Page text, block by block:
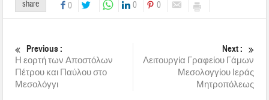
share 0 0 0
Previous :
Η εορτή των Αποστόλων
Πέτρου και Παύλου στο
Μεσολόγγι
Next :
Λειτουργία Γραφείου Γάμων
Μεσολογγίου Ιεράς
Μητροπόλεως